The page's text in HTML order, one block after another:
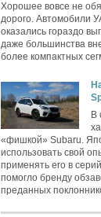
Хорошее вовсе не
дорого. Автомобили
оказались гораздо
даже большинства
более компактных
В
«фишкой» Subaru.
использовать свой
применять его в
помогло бренду
преданных